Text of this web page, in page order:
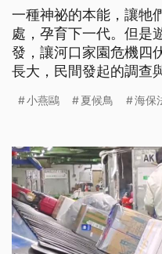
一種神祕的本能，讓牠
處，孕育下一代。但是
發，讓河口家園危機四
長大，民間發起的調查
小燕鷗 夏候鳥 海保